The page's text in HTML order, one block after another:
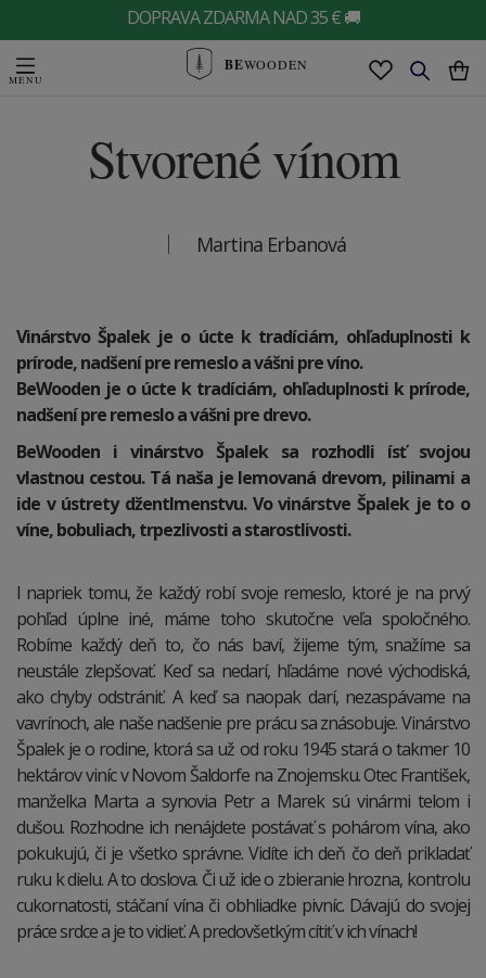
DOPRAVA ZDARMA NAD 35 € 🚚
BEWOODEN
Stvorené vínom
Martina Erbanová
Vinárstvo Špalek je o úcte k tradíciám, ohľaduplnosti k
prírode, nadšení pre remeslo a vášni pre víno.
BeWooden je o úcte k tradíciám, ohľaduplnosti k prírode,
nadšení pre remeslo a vášni pre drevo.
BeWooden i vinárstvo Špalek sa rozhodli ísť svojou
vlastnou cestou. Tá naša je lemovaná drevom, pilinami a
ide v ústrety džentlmenstvu. Vo vinárstve Špalek je to o
víne, bobuliach, trpezlivosti a starostlivosti.
I napriek tomu, že každý robí svoje remeslo, ktoré je na prvý
pohľad úplne iné, máme toho skutočne veľa spoločného.
Robíme každý deň to, čo nás baví, žijeme tým, snažíme sa
neustále zlepšovať. Keď sa nedarí, hľadáme nové východiská,
ako chyby odstrániť. A keď sa naopak darí, nezaspávame na
vavrínoch, ale naše nadšenie pre prácu sa znásobuje. Vinárstvo
Špalek je o rodine, ktorá sa už od roku 1945 stará o takmer 10
hektárov viníc v Novom Šaldorfe na Znojemsku. Otec František,
manželka Marta a synovia Petr a Marek sú vinármi telom i
dušou. Rozhodne ich nenájdete postávať s pohárom vína, ako
pokukujú, či je všetko správne. Vidíte ich deň čo deň prikladať
ruku k dielu. A to doslova. Či už ide o zbieranie hrozna, kontrolu
cukornatosti, stáčaní vína či obhliadke pivníc. Dávajú do svojej
práce srdce a je to vidieť. A predovšetkým cítiť v ich vínach!